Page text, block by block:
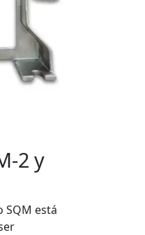
2 y
SQM está